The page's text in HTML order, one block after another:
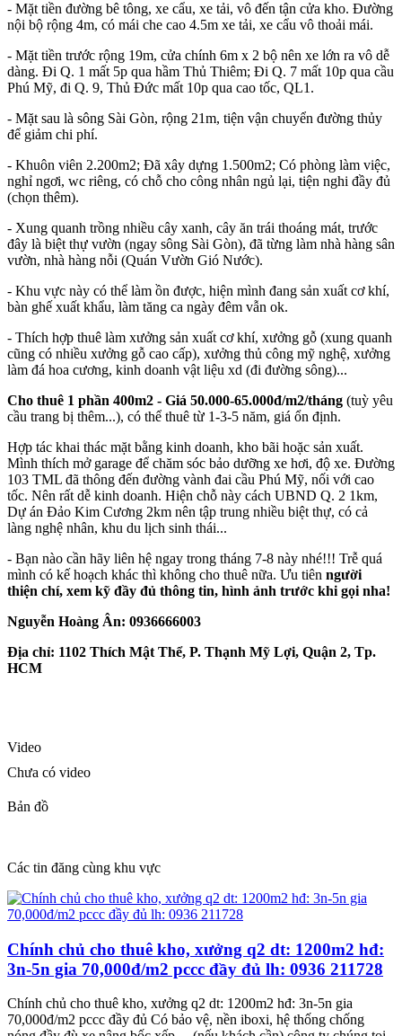
- Mặt tiền đường bê tông, xe cẩu, xe tải, vô đến tận cửa kho. Đường
nội bộ rộng 4m, có mái che cao 4.5m xe tải, xe cẩu vô thoải mái.
- Mặt tiền trước rộng 19m, cửa chính 6m x 2 bộ nên xe lớn ra vô dễ
dàng. Đi Q. 1 mất 5p qua hầm Thủ Thiêm; Đi Q. 7 mất 10p qua cầu
Phú Mỹ, đi Q. 9, Thủ Đức mất 10p qua cao tốc, QL1.
- Mặt sau là sông Sài Gòn, rộng 21m, tiện vận chuyển đường thủy
để giảm chi phí.
- Khuôn viên 2.200m2; Đã xây dựng 1.500m2; Có phòng làm việc,
nghỉ ngơi, wc riêng, có chỗ cho công nhân ngủ lại, tiện nghi đầy đủ
(chọn thêm).
- Xung quanh trồng nhiều cây xanh, cây ăn trái thoáng mát, trước
đây là biệt thự vườn (ngay sông Sài Gòn), đã từng làm nhà hàng sân
vườn, nhà hàng nỗi (Quán Vườn Gió Nước).
- Khu vực này có thể làm ồn được, hiện mình đang sản xuất cơ khí,
bàn ghế xuất khẩu, làm tăng ca ngày đêm vẫn ok.
- Thích hợp thuê làm xưởng sản xuất cơ khí, xưởng gỗ (xung quanh
cũng có nhiều xưởng gỗ cao cấp), xưởng thủ công mỹ nghệ, xưởng
làm đá hoa cương, kinh doanh vật liệu xd (đi đường sông)...
Cho thuê 1 phần 400m2 - Giá 50.000-65.000đ/m2/tháng (tuỳ yêu
cầu trang bị thêm...), có thể thuê từ 1-3-5 năm, giá ổn định.
Hợp tác khai thác mặt bằng kinh doanh, kho bãi hoặc sản xuất.
Mình thích mở garage để chăm sóc bảo dưỡng xe hơi, độ xe. Đường
103 TML đã thông đến đường vành đai cầu Phú Mỹ, nối với cao
tốc. Nên rất dễ kinh doanh. Hiện chỗ này cách UBND Q. 2 1km,
Dự án Đảo Kim Cương 2km nên tập trung nhiều biệt thự, có cả
làng nghệ nhân, khu du lịch sinh thái...
- Bạn nào cần hãy liên hệ ngay trong tháng 7-8 này nhé!!! Trễ quá
mình có kế hoạch khác thì không cho thuê nữa. Ưu tiên người
thiện chí, xem kỹ đầy đủ thông tin, hình ảnh trước khi gọi nha!
Nguyễn Hoàng Ân: 0936666003
Địa chỉ: 1102 Thích Mật Thể, P. Thạnh Mỹ Lợi, Quận 2, Tp.
HCM
Video
Chưa có video
Bản đồ
Các tin đăng cùng khu vực
Chính chủ cho thuê kho, xưởng q2 dt: 1200m2 hđ:
3n-5n gia 70,000đ/m2 pccc đầy đủ lh: 0936 211728
Chính chủ cho thuê kho, xưởng q2 dt: 1200m2 hđ: 3n-5n gia
70,000đ/m2 pccc đầy đủ Có bảo vệ, nền iboxi, hệ thống chống